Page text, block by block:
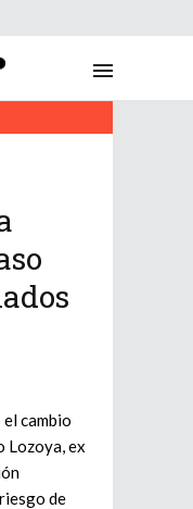
cambio
Lozoya, ex
de